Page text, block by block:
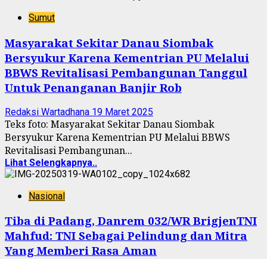
Sumut
Masyarakat Sekitar Danau Siombak
Bersyukur Karena Kementrian PU Melalui
BBWS Revitalisasi Pembangunan Tanggul
Untuk Penanganan Banjir Rob
Redaksi Wartadhana 19 Maret 2025
Teks foto: Masyarakat Sekitar Danau Siombak
Bersyukur Karena Kementrian PU Melalui BBWS
Revitalisasi Pembangunan...
Lihat Selengkapnya..
Nasional
Tiba di Padang, Danrem 032/WR BrigjenTNI
Mahfud: TNI Sebagai Pelindung dan Mitra
Yang Memberi Rasa Aman